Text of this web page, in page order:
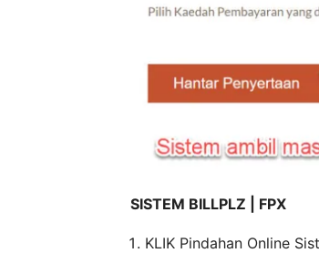
SISTEM BILLPLZ | FPX
KLIK Pindahan Online